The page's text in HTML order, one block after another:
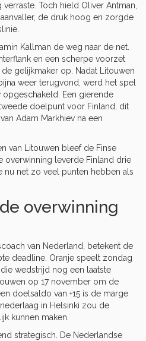
Toch hield Oliver Antman
de druk hoog en zorgde
Kallman de weg naar de net.
en een scherpe voorzet
de gelijkmaker op. Nadat Litouwen
weer terugvond, werd het spel
Een gierende
doelpunt voor Finland, dit
Adam Markhiev na een
van Litouwen bleef de Finse
overwinning leverde Finland drie
nu net zo veel punten hebben als
overwinning
van Nederland, betekent de
deadline. Oranje speelt zondag
wedstrijd nog een laatste
op 17 november om de
doelsaldo van +15 is de marge
in Helsinki zou de
kunnen maken.
strategisch. De Nederlandse